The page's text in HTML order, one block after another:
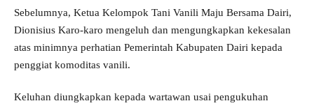
Sebelumnya, Ketua Kelompok Tani Vanili Maju Bersama Dairi,
Dionisius Karo-karo mengeluh dan mengungkapkan kekesalan
atas minimnya perhatian Pemerintah Kabupaten Dairi kepada
penggiat komoditas vanili.
Keluhan diungkapkan kepada wartawan usai pengukuhan